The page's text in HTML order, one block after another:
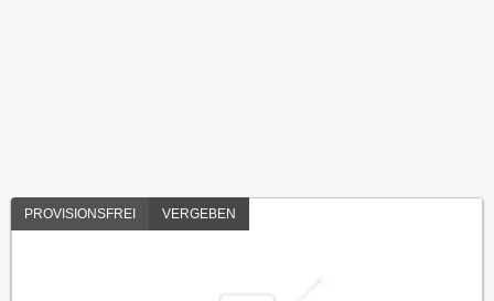
PROVISIONSFREI VERGEBEN